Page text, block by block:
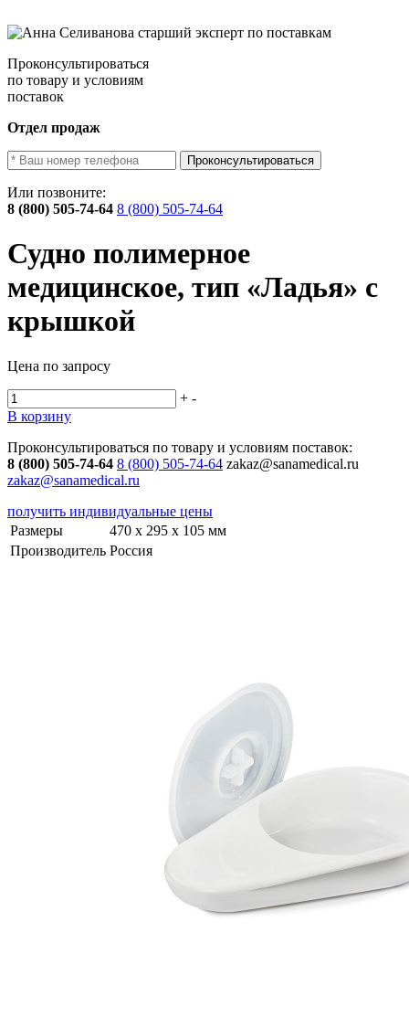
Проконсультироваться
по товару и условиям
поставок
Отдел продаж
Проконсультироваться
Или позвоните:
8 (800) 505-74-64 8 (800) 505-74-64
Судно полимерное
медицинское, тип «Ладья» с
крышкой
Цена по запросу
+ -
В корзину
Проконсультироваться по товару и условиям поставок:
8 (800) 505-74-64 8 (800) 505-74-64 zakaz@sanamedical.ru
zakaz@sanamedical.ru
получить индивидуальные цены
Размеры
470 х 295 х 105 мм
Производитель Россия